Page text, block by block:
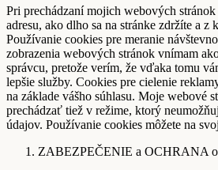
Pri prechádzaní mojich webových stránok
adresu, ako dlho sa na stránke zdržíte a z
Používanie cookies pre meranie
zobrazenia webových stránok vnímam
správcu, pretože verím, že vďaka tomu
lepšie služby. Cookies pre cielenie
na základe vášho súhlasu. Moje webové
prechádzať tiež v režime, ktorý
údajov. Používanie cookies môžete na
ZABEZPEČENIE a OCHRANA